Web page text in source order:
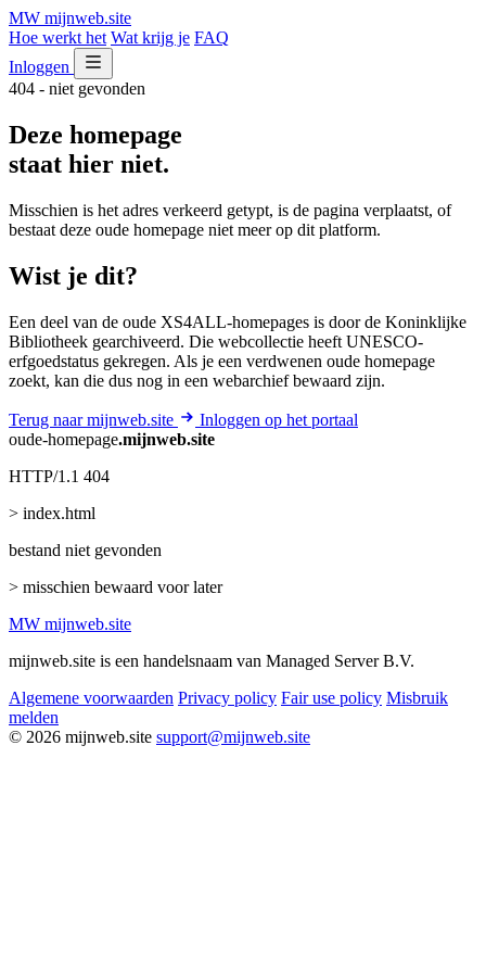
MW mijnweb.site
Hoe werkt het Wat krijg je FAQ
Inloggen
404 - niet gevonden
Deze homepage
staat hier niet.
Misschien is het adres verkeerd getypt, is de pagina verplaatst, of
bestaat deze oude homepage niet meer op dit platform.
Wist je dit?
Een deel van de oude XS4ALL-homepages is door de Koninklijke
Bibliotheek gearchiveerd. Die webcollectie heeft UNESCO-
erfgoedstatus gekregen. Als je een verdwenen oude homepage
zoekt, kan die dus nog in een webarchief bewaard zijn.
Terug naar mijnweb.site
Inloggen op het portaal
oude-homepage.mijnweb.site
HTTP/1.1 404
> index.html
bestand niet gevonden
> misschien bewaard voor later
MW mijnweb.site
mijnweb.site is een handelsnaam van Managed Server B.V.
Algemene voorwaarden Privacy policy Fair use policy Misbruik
melden
© 2026 mijnweb.site support@mijnweb.site